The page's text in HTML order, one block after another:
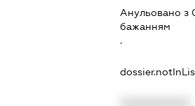
Анульовано з
бажанням
.